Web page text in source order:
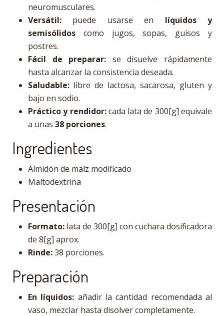
neuromusculares.
Versátil: puede usarse en líquidos y
semisólidos como jugos, sopas, guisos y
postres.
Fácil de preparar: se disuelve rápidamente
hasta alcanzar la consistencia deseada.
Saludable: libre de lactosa, sacarosa, gluten y
bajo en sodio.
Práctico y rendidor:cada lata de 300[g] equivale
a unas 38 porciones.
Ingredientes
Almidón de maíz modificado
Maltodextrina
Presentación
Formato: lata de 300[g] con cuchara dosificadora
de 8[g] aprox.
Rinde:38 porciones.
Preparación
En líquidos: añadir la cantidad recomendada al
vaso, mezclar hasta disolver completamente.